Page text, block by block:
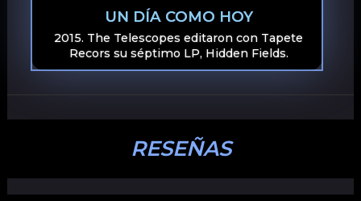
UN DÍA COMO HOY
2015. The Telescopes editaron con Tapete
Recors su séptimo LP, Hidden Fields.
RESEÑAS